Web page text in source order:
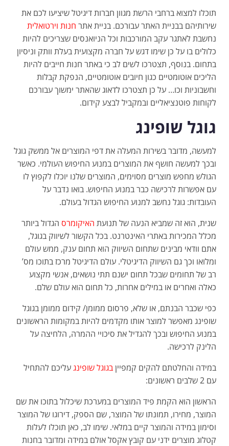
תוכלו למצוא ברחבי הרשת מגוון חברות דיגיטל שיציעו לכם את
שירותיהם בבניית האתר עבורכם. בניית אתר חנות וירטואלית
נחשבת לאתגר עקב המורכבות וכל הניואנסים שצריכים להיות
כלולים בו על כן שימו דגש על חברה מקצועית בעלת וותק וניסיון
בתחום. בנוסף, תצטרכו לשים לב כי באתר חנות חייבים להיות
הליכים אוטומטיים כגון חיובים אוטומטיים, הנפקת קבלות
וחשבוניות וכו… על כן תצטרכו לדאוג שהאתר ימשוך עבורכם
לקוחות פוטנציאליים ובמקביל לבצע קידום.
גוגל שופינג
למעשה, מדובר בשירות המעלה את דפי המוצרים אל ממשק גוגל
ובכך למעשה חושף את המוצרים במנוע החיפוש העולמי. כאשר
הגולש מחפש מוצרים מסוימים, המוצרים שלנו יוכלו לקפוץ לו
עם אפשרות לרכישה כבר במנוע החיפוש. בואו נדבר על
העובדות: גוגל נחשב למנוע החיפוש הגדול בעולם.
שנית, הוא זה שמביא הנעה של תנועת האיקומרס הגדול ביותר
מכלל המכירות באתרי האינטרנט. בכל הקשור לשיווק בגוגל,
אתם וודאי מבינים שתחום השיווק הוא תחום ענק, ממש עולם
ומלואו וכך גם השיווק הדיגיטלי. עולם הדיגיטל מרכז בתוכו מס’
רב של תחומים שבכל תחום ישנם תתי נושאים, אנשי מקצוע
כאלה ואחרים או במילים אחרות, כל תחום הוא עולם שלם.
כפי שכבר הבנתם, או שלא, פרסום ממומן/ קידום ממומן בגוגל
שופינג מאפשר למוצר אותו מקדמים להיות במקומות הראשונים
במנוע החיפוש ובכך להגדיל את סיכויי ההמרה, הלחיצה על
הלינק לרכישה.
במידה והחלטתם להקים קמפיין בגוגל שופינגעליכם להתחיל
עם 2 שלבים ראשונים:
הראשון הוא הקמת פיד המוצרים במערכת שיכלול בתוכו את שם
המוצר, מחירו, תמונתו של המוצר, שם הספק, דירוגו של המוצר
וסימון במידה והמוצר קיים במלאי. שימו לב, כאן תוכלו לעלות
קטלוג מוצרים ידני עם קובץ אקסל אולם במידה ומדובר בחנות